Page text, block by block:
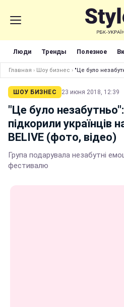
Люди Тренды Полезное
Главная › Шоу бизнес › "Це було
ШОУ БИЗНЕС 23 июня 2018, 12:39
"Це було
підкорили українців
BELIVE (фото, відео)
Група подарувала незабутні
фестивалю